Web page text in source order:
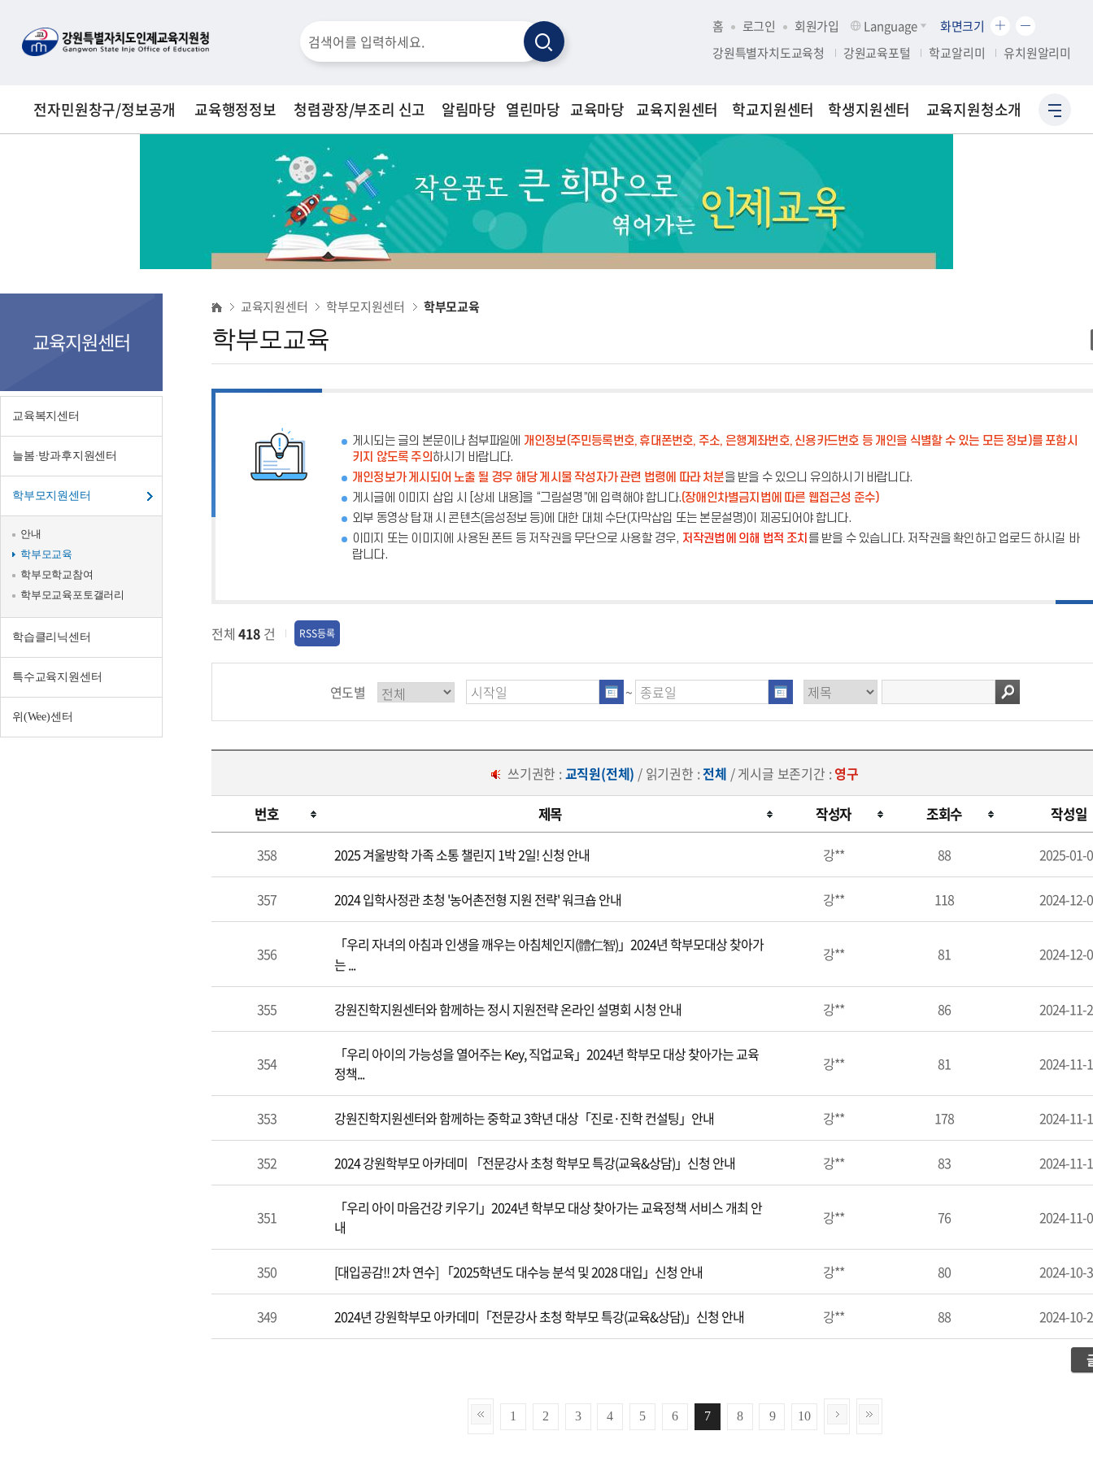
검
창
합
검
색
검
홈 로그인 회원가입 Language 화면크기
면
크
확
화
면
크
강원특별자치도교육청 강원교육포털 학교알리미 유치원알리미
전자민원창구/정보공개 교육행정정보 청렴광장/부조리 신고 알림마당 열린마당 교육마당 교육지원센터 학교지원센터 학생지원센터 교육지원청소개
사
이
교육지원센터
교육복지센터
늘봄·방과후지원센터
학부모지원센터
안내
학부모교육
학부모학교참여
학부모교육포토갤러리
학습클리닉센터
특수교육지원센터
위(Wee)센터
부
모
교육지원센터 학부모지원센터 학부모교육
학부모교육
게시되는 글의 본문이나 첨부파일에 개인정보(주민등록번호, 휴대폰번호, 주소, 은행계좌번호, 신용카드번호 등 개인을 식별할 수 있는 모든 정보)를 포함시
키지 않도록 주의하시기 바랍니다.
개인정보가 게시되어 노출 될 경우 해당 게시물 작성자가 관련 법령에 따라 처분을 받을 수 있으니 유의하시기 바랍니다.
게시글에 이미지 삽입 시 [상세 내용]을 “그림설명”에 입력해야 합니다.(장애인차별금지법에 따른 웹접근성 준수)
외부 동영상 탑재 시 콘텐츠(음성정보 등)에 대한 대체 수단(자막삽입 또는 본문설명)이 제공되어야 합니다.
이미지 또는 이미지에 사용된 폰트 등 저작권을 무단으로 사용할 경우, 저작권법에 의해 법적 조치 를 받을 수 있습니다. 저작권을 확인하고 업로드 하시길 바
랍니다.
전체 418 건 RSS등록
연도별 ~
쓰기권한 :교직원(전체) / 읽기권한 :전체 / 게시글 보존기간 :영구
모
육
번호 제목 작성자 조회수 작성일
358 2025 겨울방학 가족 소통 챌린지 1박 2일! 신청 안내 강** 88 2025-01-
357 2024 입학사정관 초청 '농어촌전형 지원 전략' 워크숍 안내 강** 118 2024-12-
356
「우리 자녀의 아침과 인생을 깨우는 아침체인지(體仁智)」2024년 학부모대상 찾아가
는 ...
강** 81 2024-12-
355 강원진학지원센터와 함께하는 정시 지원전략 온라인 설명회 시청 안내 강** 86 2024-11-
354
「우리 아이의 가능성을 열어주는 Key, 직업교육」2024년 학부모 대상 찾아가는 교육
정책...
강** 81 2024-11-
353 강원진학지원센터와 함께하는 중학교 3학년 대상「진로·진학 컨설팅」안내 강** 178 2024-11-
352 2024 강원학부모 아카데미 「전문강사 초청 학부모 특강(교육&상담)」신청 안내 강** 83 2024-11-
351
「우리 아이 마음건강 키우기」2024년 학부모 대상 찾아가는 교육정책 서비스 개최 안
내
강** 76 2024-11-
350 [대입공감!! 2차 연수] 「2025학년도 대수능 분석 및 2028 대입」신청 안내 강** 80 2024-10-
349 2024년 강원학부모 아카데미「전문강사 초청 학부모 특강(교육&상담)」신청 안내 강** 88 2024-10-
1 2 3 4 5 6 7 8 9 10